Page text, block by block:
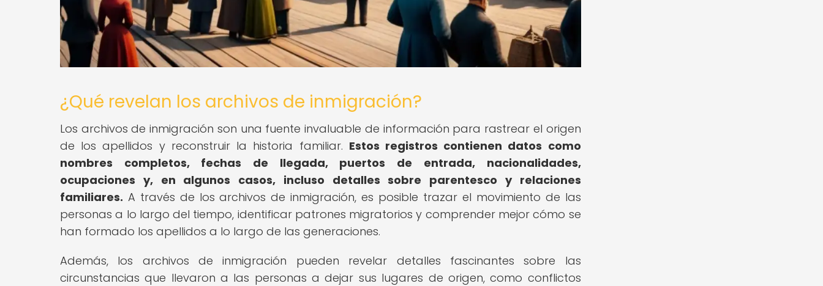
¿Qué revelan los archivos de inmigración?
Los archivos de inmigración son una fuente invaluable de información para rastrear el origen
de los apellidos y reconstruir la historia familiar. Estos registros contienen datos como
nombres completos, fechas de llegada, puertos de entrada, nacionalidades,
ocupaciones y, en algunos casos, incluso detalles sobre parentesco y relaciones
familiares. A través de los archivos de inmigración, es posible trazar el movimiento de las
personas a lo largo del tiempo, identificar patrones migratorios y comprender mejor cómo se
han formado los apellidos a lo largo de las generaciones.
Además, los archivos de inmigración pueden revelar detalles fascinantes sobre las
circunstancias que llevaron a las personas a dejar sus lugares de origen, como conflictos